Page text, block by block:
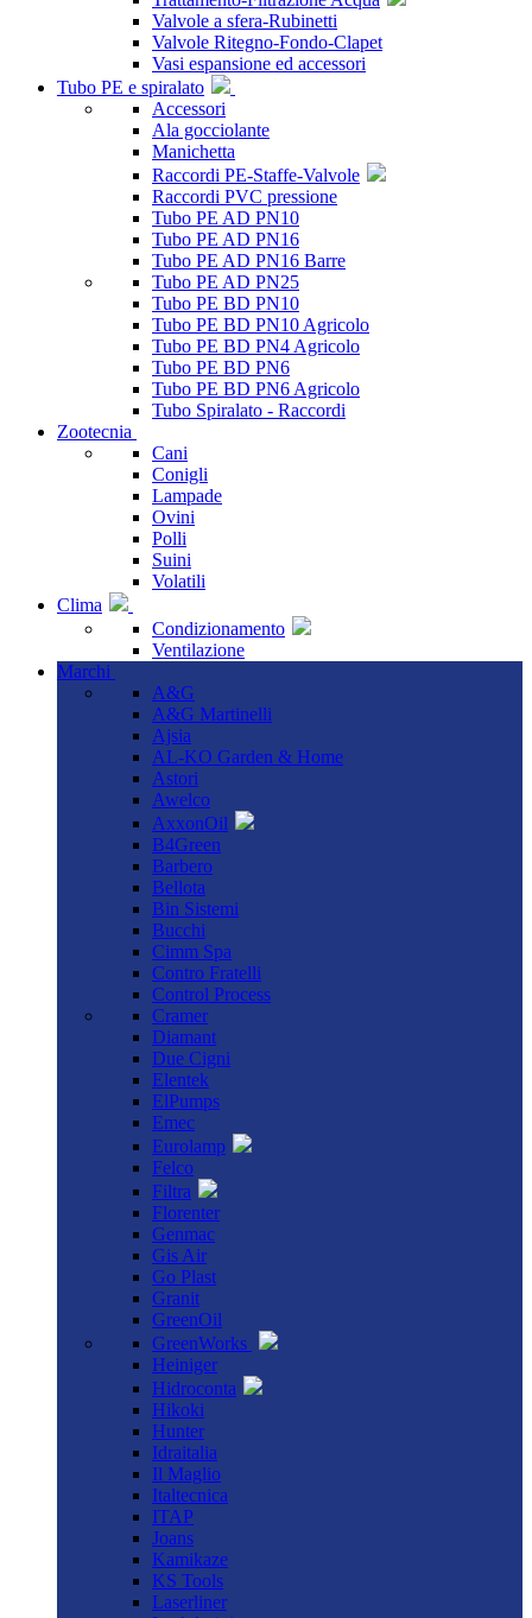
Valvole a sfera-Rubinetti
Valvole Ritegno-Fondo-Clapet
Vasi espansione ed accessori
Tubo PE e spiralato
Accessori
Ala gocciolante
Manichetta
Raccordi PE-Staffe-Valvole
Raccordi PVC pressione
Tubo PE AD PN10
Tubo PE AD PN16
Tubo PE AD PN16 Barre
Tubo PE AD PN25
Tubo PE BD PN10
Tubo PE BD PN10 Agricolo
Tubo PE BD PN4 Agricolo
Tubo PE BD PN6
Tubo PE BD PN6 Agricolo
Tubo Spiralato - Raccordi
Zootecnia
Cani
Conigli
Lampade
Ovini
Polli
Suini
Volatili
Clima
Condizionamento
Ventilazione
Marchi
A&G
A&G Martinelli
Ajsia
AL-KO Garden & Home
Astori
Awelco
AxxonOil
B4Green
Barbero
Bellota
Bin Sistemi
Bucchi
Cimm Spa
Contro Fratelli
Control Process
Cramer
Diamant
Due Cigni
Elentek
ElPumps
Emec
Eurolamp
Felco
Filtra
Florenter
Genmac
Gis Air
Go Plast
Granit
GreenOil
GreenWorks
Heiniger
Hidroconta
Hikoki
Hunter
Idraitalia
Il Maglio
Italtecnica
ITAP
Joans
Kamikaze
KS Tools
Laserliner